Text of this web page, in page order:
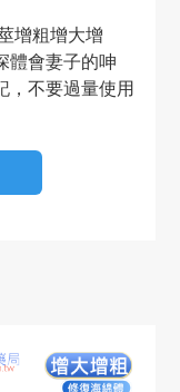
增粗增大增
體會妻子的呻
，不要過量使用